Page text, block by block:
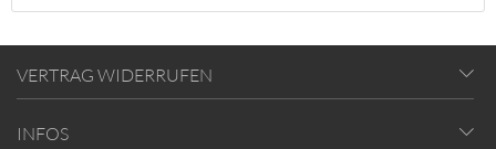
VERTRAG WIDERRUFEN
INFOS